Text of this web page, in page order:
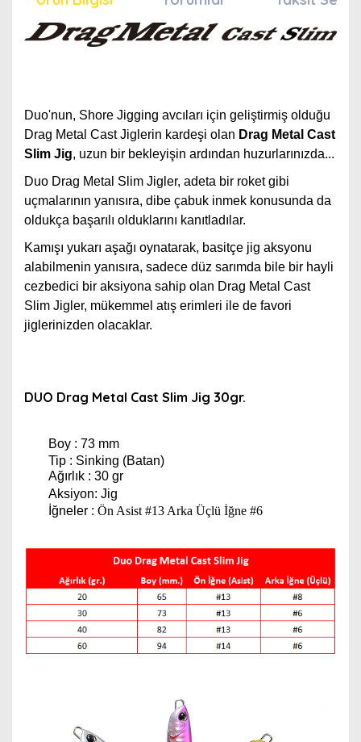
Duo'nun, Shore Jigging avcıları için geliştirmiş olduğu
Drag Metal Cast Jiglerin kardeşi olan Drag Metal Cast
Slim Jig, uzun bir bekleyişin ardından huzurlarınızda...
Duo Drag Metal Slim Jigler, adeta bir roket gibi
uçmalarının yanısıra, dibe çabuk inmek konusunda da
oldukça başarılı olduklarını kanıtladılar.
Kamışı yukarı aşağı oynatarak, basitçe jig aksyonu
alabilmenin yanısıra, sadece düz sarımda bile bir hayli
cezbedici bir aksiyona sahip olan Drag Metal Cast
Slim Jigler, mükemmel atış erimleri ile de favori
jiglerinizden olacaklar.
DUO Drag Metal Cast Slim Jig 30gr.
Boy : 73 mm
Tip : Sinking (Batan)
Ağırlık : 30 gr
Aksiyon: Jig
İğneler : Ön Asist #13 Arka Üçlü İğne #6